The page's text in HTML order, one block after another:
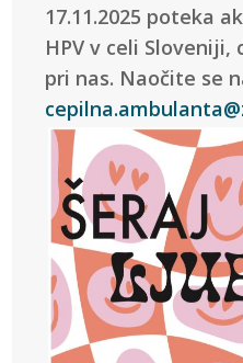
17.11.2025 poteka
HPV v celi
pri nas. Naočite se